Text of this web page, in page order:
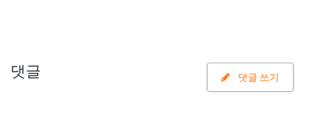
댓글 댓글 쓰기